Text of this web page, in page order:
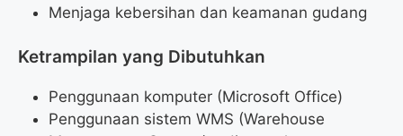
Menjaga kebersihan dan keamanan gudang
Ketrampilan yang Dibutuhkan
Penggunaan komputer (Microsoft Office)
Penggunaan sistem WMS (Warehouse